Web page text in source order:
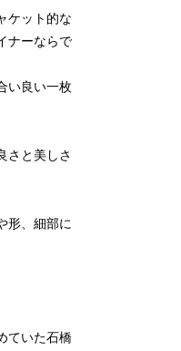
ケット的な
ナーならで
い良い一枚
さと美しさ
形、細部に
ていた石橋